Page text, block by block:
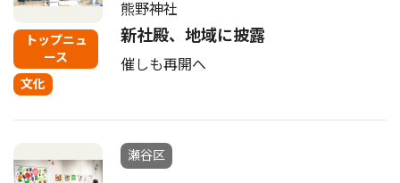
トップニュ
ース
文化
熊野神社
新社殿、地域に披露
催しも再開へ
瀬谷区